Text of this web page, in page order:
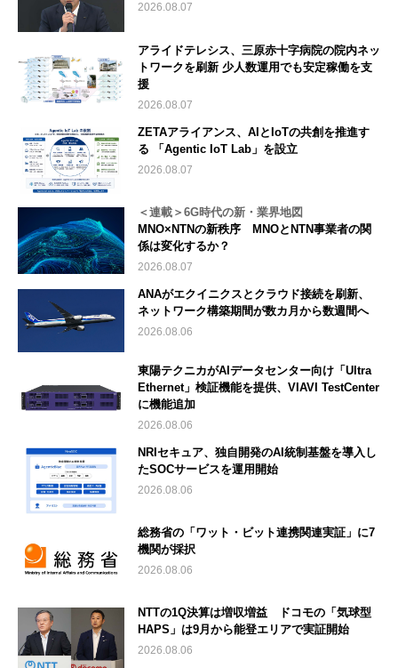
2026.08.07
アライドテレシス、三原赤十字病院の院内ネッ
トワークを刷新 少人数運用でも安定稼働を支
援
2026.08.07
ZETAアライアンス、AIとIoTの共創を推進す
る 「Agentic IoT Lab」を設立
2026.08.07
＜連載＞6G時代の新・業界地図
MNO×NTNの新秩序 MNOとNTN事業者の関
係は変化するか？
2026.08.07
ANAがエクイニクスとクラウド接続を刷新、
ネットワーク構築期間が数カ月から数週間へ
2026.08.06
東陽テクニカがAIデータセンター向け「Ultra
Ethernet」検証機能を提供、VIAVI TestCenter
に機能追加
2026.08.06
NRIセキュア、独自開発のAI統制基盤を導入し
たSOCサービスを運用開始
2026.08.06
総務省の「ワット・ビット連携関連実証」に7
機関が採択
2026.08.06
NTTの1Q決算は増収増益 ドコモの「気球型
HAPS」は9月から能登エリアで実証開始
2026.08.06